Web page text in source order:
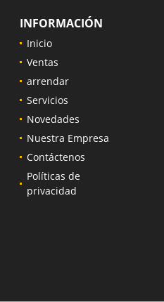
INFORMACIÓN
Inicio
Ventas
arrendar
Servicios
Novedades
Nuestra Empresa
Contáctenos
Políticas de
privacidad